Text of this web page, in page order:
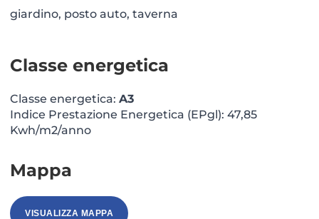
giardino, posto auto, taverna
Classe energetica
Classe energetica: A3
Indice Prestazione Energetica (EPgl): 47,85
Kwh/m2/anno
Mappa
VISUALIZZA MAPPA